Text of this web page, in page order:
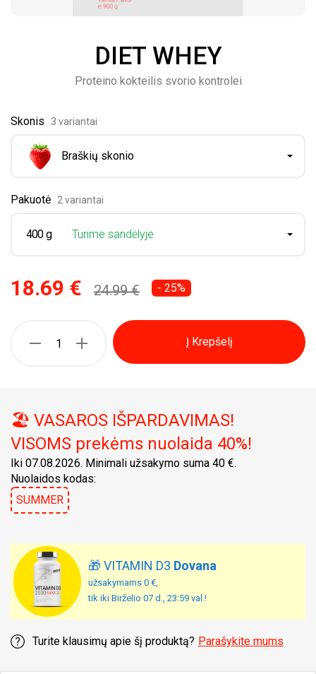
DIET WHEY
Proteino kokteilis svorio kontrolei
Skonis 3 variantai
Braškių skonio
Pakuotė 2 variantai
400 g Turime sandėlyje
18.69 € 24.99 € - 25%
Į Krepšelį
🏖️ VASAROS IŠPARDAVIMAS!
VISOMS prekėms nuolaida 40%!
Iki 07.08.2026. Minimali užsakymo suma 40 €.
Nuolaidos kodas:
SUMMER
🎁 VITAMIN D3 Dovana
užsakymams 0 €,
tik iki Birželio 07 d., 23:59 val.!
Turite klausimų apie šį produktą? Parašykite mums